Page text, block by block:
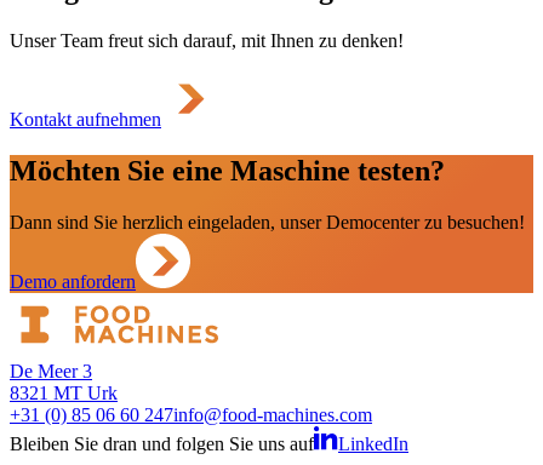
Unser Team freut sich darauf, mit Ihnen zu denken!
Kontakt aufnehmen
Möchten Sie eine Maschine testen?
Dann sind Sie herzlich eingeladen, unser Democenter zu besuchen!
Demo anfordern
De Meer 3
8321 MT Urk
+31 (0) 85 06 60 247info@food-machines.com
Bleiben Sie dran und folgen Sie uns auf
LinkedIn